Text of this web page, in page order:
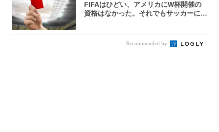
FIFAはひどい、アメリカにW杯開催の
資格はなかった。それでもサッカーには
Recommended by